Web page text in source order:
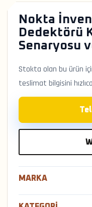
Nokta
Dedektörü
Senaryosu
Stokta olan bu ürün
teslimat bilgisini
MARKA